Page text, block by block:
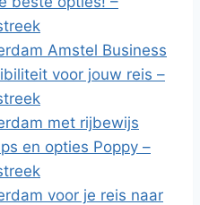
Amstel Business
voor jouw reis –
met rijbewijs
en opties Poppy –
voor je reis naar